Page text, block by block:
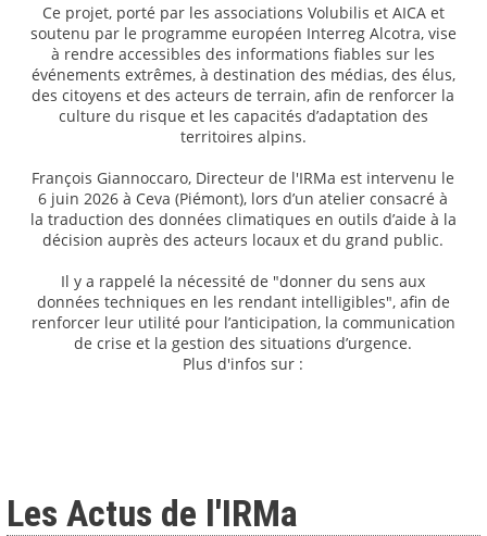
Ce projet, porté par les associations Volubilis et AICA et
soutenu par le programme européen Interreg Alcotra, vise
à rendre accessibles des informations fiables sur les
événements extrêmes, à destination des médias, des élus,
des citoyens et des acteurs de terrain, afin de renforcer la
culture du risque et les capacités d’adaptation des
territoires alpins.
François Giannoccaro, Directeur de l'IRMa est intervenu le
6 juin 2026 à Ceva (Piémont), lors d’un atelier consacré à
la traduction des données climatiques en outils d’aide à la
décision auprès des acteurs locaux et du grand public.
Il y a rappelé la nécessité de "donner du sens aux
données techniques en les rendant intelligibles", afin de
renforcer leur utilité pour l’anticipation, la communication
de crise et la gestion des situations d’urgence.
Plus d'infos sur :
Les Actus de l'IRMa